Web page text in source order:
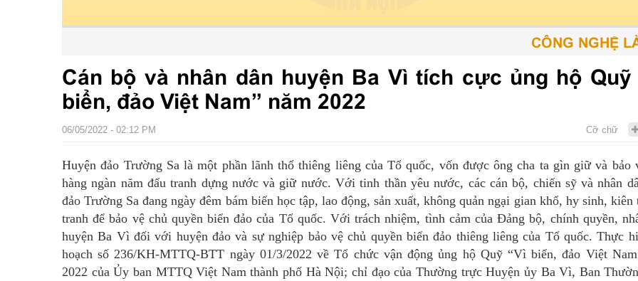
CÔNG NGHỆ LÀ
Cán bộ và nhân dân huyện Ba Vì tích cực ủng hộ Quỹ
biển, đảo Việt Nam” năm 2022
06/05/2022 - 02:12 PM Cỡ chữ
Huyện đảo Trường Sa là một phần lãnh thổ thiêng liêng của Tổ quốc, vốn được ông cha ta gìn giữ và bảo
hàng ngàn năm đấu tranh dựng nước và giữ nước. Với tinh thần yêu nước, các cán bộ, chiến sỹ và nhân
đảo Trường Sa đang ngày đêm bám biển học tập, lao động, sản xuất, không quản ngại gian khổ, hy sinh, kiên
tranh để bảo vệ chủ quyền biển đảo của Tổ quốc. Với trách nhiệm, tình cảm của Đảng bộ, chính quyền,
huyện Ba Vì đối với huyện đảo và sự nghiệp bảo vệ chủ quyền biển đảo thiêng liêng của Tổ quốc. Thực
hoạch số 236/KH-MTTQ-BTT ngày 01/3/2022 về Tổ chức vận động ủng hộ Quỹ “Vì biển, đảo Việt
2022 của Ủy ban MTTQ Việt Nam thành phố Hà Nội; chỉ đạo của Thường trực Huyện ủy Ba Vì, Ban